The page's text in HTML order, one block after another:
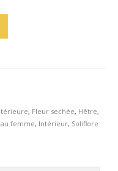
, Fleur sechée, Hêtre,
femme, Intérieur, Soliflore